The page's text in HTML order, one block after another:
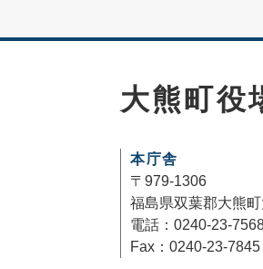
大熊町役
本庁舎
〒979-1306
福島県双葉郡大熊
電話：0240-23-
Fax：0240-23-7845